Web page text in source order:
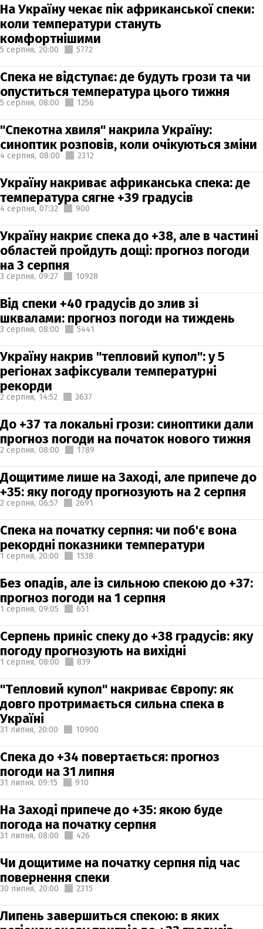
На Україну чекає пік африканської спеки:
коли температури стануть
комфортнішими
5 серпня, 20:00 5772
Спека не відступає: де будуть грози та чи
опуститься температура цього тижня
5 серпня, 08:00 1256
"Спекотна хвиля" накрила Україну:
синоптик розповів, коли очікуються зміни
4 серпня, 08:00 2312
Україну накриває африканська спека: де
температура сягне +39 градусів
4 серпня, 07:32 900
Україну накриє спека до +38, але в частині
областей пройдуть дощі: прогноз погоди
на 3 серпня
3 серпня, 09:27 10928
Від спеки +40 градусів до злив зі
шквалами: прогноз погоди на тиждень
3 серпня, 08:00 5441
Україну накрив "тепловий купол": у 5
регіонах зафіксували температурні
рекорди
2 серпня, 14:52 3637
До +37 та локальні грози: синоптики дали
прогноз погоди на початок нового тижня
2 серпня, 08:00 1789
Дощитиме лише на Заході, але припече до
+35: яку погоду прогнозують на 2 серпня
2 серпня, 06:57 2691
Спека на початку серпня: чи поб'є вона
рекордні показники температури
1 серпня, 20:00 1538
Без опадів, але із сильною спекою до +37:
прогноз погоди на 1 серпня
1 серпня, 09:05 651
Серпень приніс спеку до +38 градусів: яку
погоду прогнозують на вихідні
1 серпня, 08:00 839
"Тепловий купол" накриває Європу: як
довго протримається сильна спека в
Україні
31 липня, 20:00 10900
Спека до +34 повертається: прогноз
погоди на 31 липня
31 липня, 09:15 910
На Заході припече до +35: якою буде
погода на початку серпня
31 липня, 08:00 426
Чи дощитиме на початку серпня під час
повернення спеки
30 липня, 20:00 2315
Липень завершиться спекою: в яких